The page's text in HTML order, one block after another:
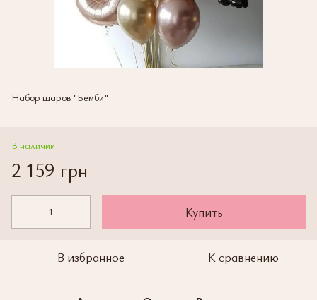
Набор шаров "Бемби"
В наличии
2 159 грн
Купить
В избранное К сравнению